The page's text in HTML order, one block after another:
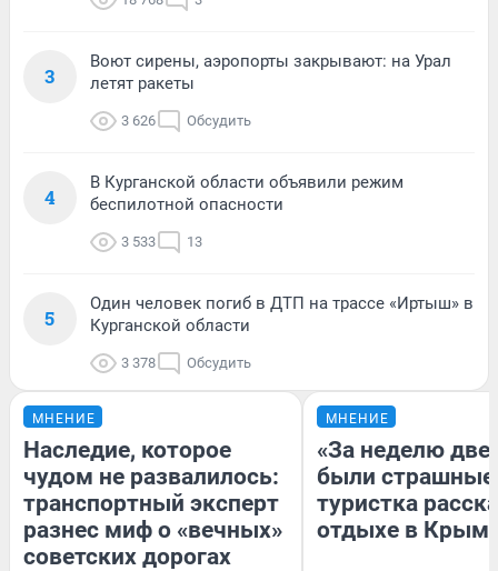
3
Воют сирены, аэропорты закрывают: на Урал
летят ракеты
3 626 Обсудить
4
В Курганской области объявили режим
беспилотной опасности
3 533 13
5
Один человек погиб в ДТП на трассе «Иртыш» в
Курганской области
3 378 Обсудить
МНЕНИЕ
Наследие, которое
чудом не развалилось:
транспортный эксперт
разнес миф о «вечных»
советских дорогах
МНЕНИЕ
«За неделю две
были
туристка
отдыхе в